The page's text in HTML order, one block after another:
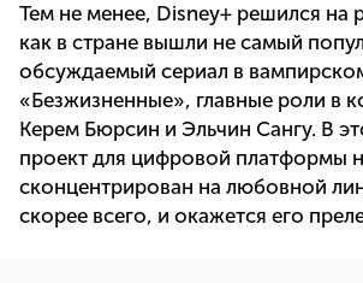
Тем не менее, Disney+ решился на
как в стране вышли не самый
обсуждаемый сериал в
«Безжизненные», главные роли в
Керем Бюрсин и Эльчин Сангу. В
проект для цифровой платформы
сконцентрирован на любовной
скорее всего, и окажется его